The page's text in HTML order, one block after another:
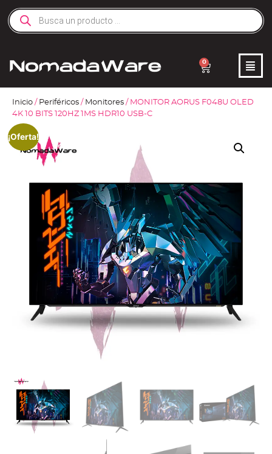
0
Inicio / Periféricos / Monitores / MONITOR AORUS F048U OLED
4K 10 BITS 120HZ 1MS HDR10 USB-C
¡Oferta!